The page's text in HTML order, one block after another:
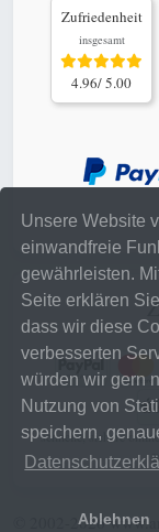
Unsere Website
einwandfreie
gewährleisten.
Seite erklären
dass wir diese
verbesserten
würden wir gern
Nutzung von
speichern,
Ablehnen
Zufriedenheit
insgesamt
4.96/ 5.00
schnelle, sichere
© 2002-2026